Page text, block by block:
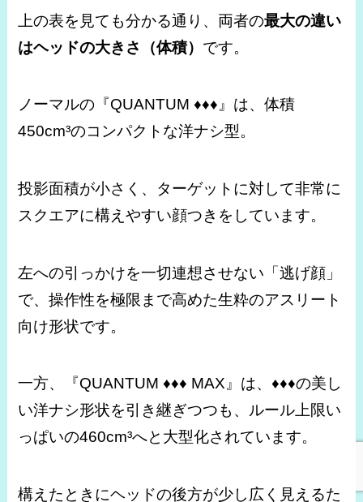
上の表を見ても分かる通り、両者の最大の違い
はヘッドの大きさ（体積） です。
ノーマルの『QUANTUM ♦♦♦』は、体積
450cm³のコンパクトな洋ナシ型。
投影面積が小さく、ターゲットに対して非常に
スクエアに構えやすい顔つきをしています。
左への引っかけを一切連想させない「逃げ顔」
で、操作性を極限まで高めた生粋のアスリート
向け形状です。
一方、『QUANTUM ♦♦♦ MAX』は、♦♦♦の美し
い洋ナシ形状を引き継ぎつつも、ルール上限い
っぱいの460cm³へと大型化されています。
構えたときにヘッドの後方が少し広く見えるた